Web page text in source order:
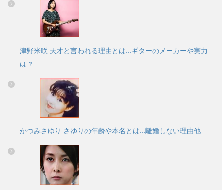
津野米咲 天才と言われる理由とは…ギターのメーカーや実力
は？
かつみさゆり さゆりの年齢や本名とは…離婚しない理由他